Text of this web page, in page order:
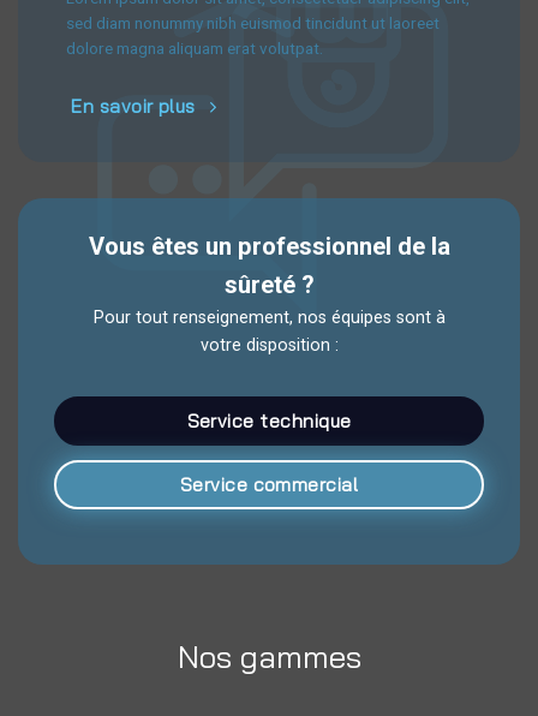
sed diam nonummy nibh euismod tincidunt ut laoreet
dolore magna aliquam erat volutpat.
En savoir plus
Vous êtes un professionnel de la
sûreté ?
Pour tout renseignement, nos équipes sont à
votre disposition :
Service technique
Service commercial
Nos gammes